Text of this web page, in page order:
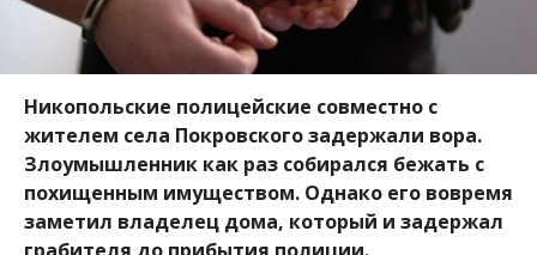
Никопольские полицейские совместно с
жителем села Покровского задержали вора.
Злоумышленник как раз собирался бежать с
похищенным имуществом. Однако его вовремя
заметил владелец дома, который и задержал